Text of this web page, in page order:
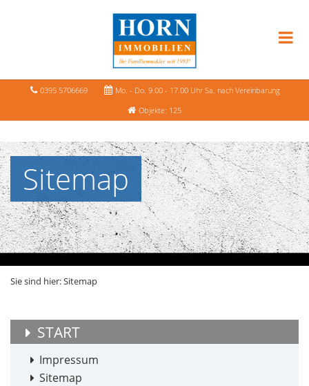
0395 5706669
Mo. - Do. 9.00 - 17.00 Uhr Sa. nach Vereinbarung
Objekte: 125
Sitemap
Sie sind hier:Sitemap
START
Impressum
Sitemap